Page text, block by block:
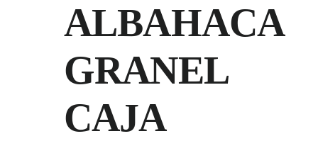
ALBAHACA
GRANEL
CAJA